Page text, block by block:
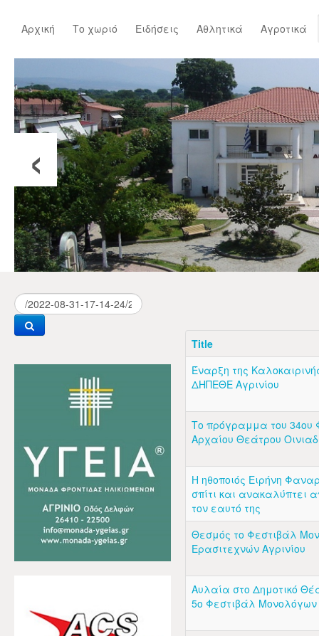
Αρχική Το χωριό Ειδήσεις Αθλητικά Αγροτικά
‹
Title
Έναρξη της
ΔΗΠΕΘΕ Αγρινίου
Το πρόγραμμα του 34ου
Αρχαίου Θεάτρου
Η ηθοποιός Ειρήνη
σπίτι και ανακαλύπτει
τον εαυτό της
Θεσμός το Φεστιβάλ
Ερασιτεχνών Αγρινίου
Αυλαία στο Δημοτικό
5ο Φεστιβάλ Μονολόγων